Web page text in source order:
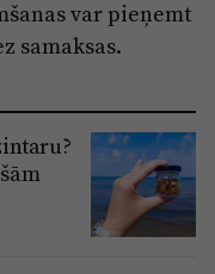
var pieņemt
samaksas.